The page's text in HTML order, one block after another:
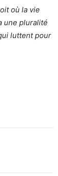
où la vie
une pluralité
luttent pour